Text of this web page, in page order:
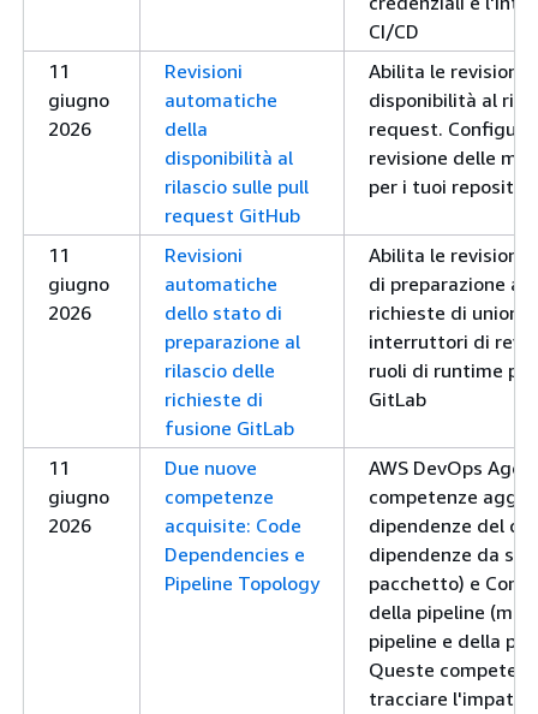
CI/CD
11
giugno
2026
Revisioni
automatiche
della
disponibilità al
rilascio sulle pull
request GitHub
Abilita le revisioni
disponibilità al
request.
revisione delle
per i tuoi
11
giugno
2026
Revisioni
automatiche
dello stato di
preparazione al
rilascio delle
richieste di
fusione GitLab
Abilita le revisioni
di preparazione al
richieste di
interruttori di
ruoli di runtime
GitLab
11
giugno
2026
Due nuove
competenze
acquisite: Code
Dependencies e
Pipeline Topology
AWS DevOps
competenze
dipendenze del
dipendenze da
pacchetto) e
della pipeline
pipeline e della
Queste
tracciare